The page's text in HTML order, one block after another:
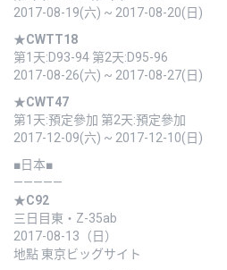
2017-08-19(六) ~ 2017-08-20(日)
★CWTT18
第1天:D93-94 第2天:D95-96
2017-08-26(六) ~ 2017-08-27(日)
★CWT47
第1天:預定參加 第2天:預定參加
2017-12-09(六) ~ 2017-12-10(日)
■日本■
—————
★C92
三日目東・Z-35ab
2017-08-13（日）
地點 東京ビッグサイト